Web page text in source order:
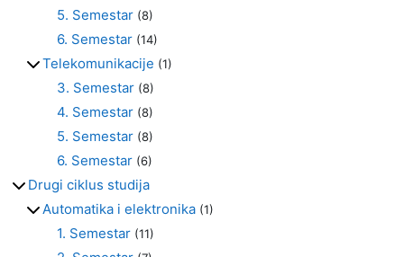
5. Semestar (8)
6. Semestar (14)
Telekomunikacije (1)
3. Semestar (8)
4. Semestar (8)
5. Semestar (8)
6. Semestar (6)
Drugi ciklus studija
Automatika i elektronika (1)
1. Semestar (11)